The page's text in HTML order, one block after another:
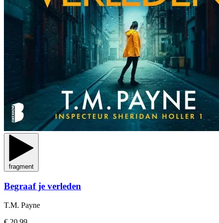
fragment
Begraaf je verleden
T.M. Payne